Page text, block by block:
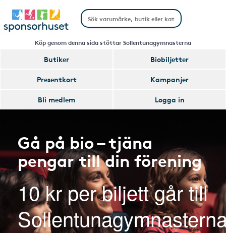
Köp genom denna sida stöttar Sollentunagymnasterna
Butiker
Biobiljetter
Presentkort
Kampanjer
Bli medlem
Logga in
Gå på bio – tjäna
pengar till din förening
10 kr per biljett går till